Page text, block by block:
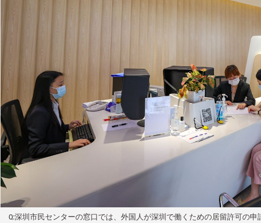
Q:深圳市民センターの窓口では、外国人が深圳で働くための居留許可の申